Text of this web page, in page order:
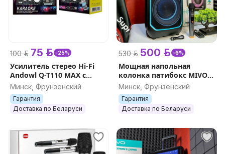
100 р. 75 р. -25%
Усилитель стерео Hi-Fi
Andowl Q-T110 MAX с
Bluetooth,
Стереофонический
усилитель звука
BT/SD/USB/FM
Минск, Фрунзенский
Гарантия
Доставка по Беларуси
530 р. 500 р. -6%
Мощная напольная
колонка патибокс MIVO
MD-857 1000W караоке с
микрофоном и
подсветкой,
беспроводная
Минск, Фрунзенский
Гарантия
Доставка по Беларуси